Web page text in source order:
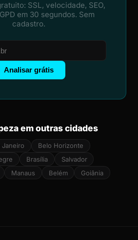
SSL, velocidade, SEO,
em 30 segundos. Sem
cadastro.
Analisar grátis
em outras cidades
Janeiro
Belo Horizonte
Brasília
Salvador
Manaus Belém Goiânia